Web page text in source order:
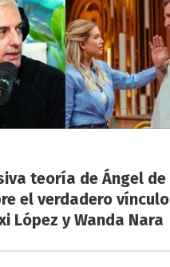
teoría de Ángel de
el verdadero vínculo
López y Wanda Nara